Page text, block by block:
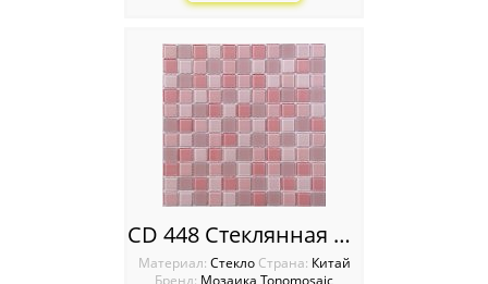
CD 448 Стеклянная мозаика Tonomosaic
Материал: Стекло Cтрана: Китай
Бренд: Мозаика Tonomosaic